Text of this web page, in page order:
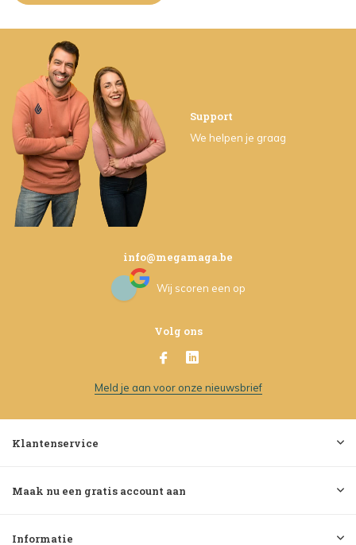
Support
We helpen je graag
info@megamaga.be
Wij scoren een op
Volg ons
Meld je aan voor onze nieuwsbrief
Klantenservice
Maak nu een gratis account aan
Informatie